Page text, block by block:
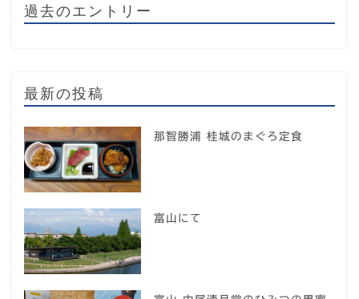
過去のエントリー
最新の投稿
那智勝浦 桂城のまぐろ定食
富山にて